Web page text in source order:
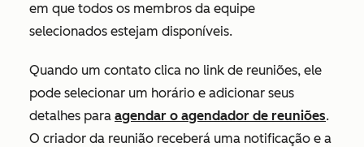
em que todos os membros da equipe
selecionados estejam disponíveis.
Quando um contato clica no link de reuniões, ele
pode selecionar um horário e adicionar seus
detalhes para agendar o agendador de reuniões.
O criador da reunião receberá uma notificação e a